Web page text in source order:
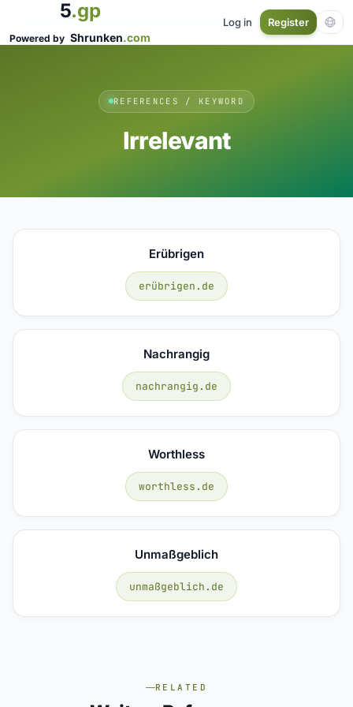
5.gp
Powered by Shrunken.com
Log in Register
REFERENCES / KEYWORD
Irrelevant
Erübrigen
erübrigen.de
Nachrangig
nachrangig.de
Worthless
worthless.de
Unmaßgeblich
unmaßgeblich.de
RELATED